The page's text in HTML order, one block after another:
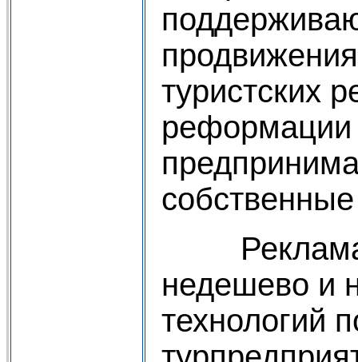
туристских
реформации
Реклама,
недешево и
технологий